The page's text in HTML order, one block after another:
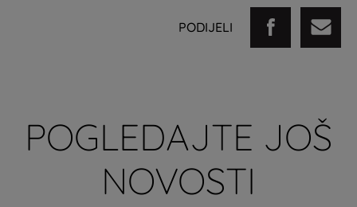
PODIJELI
POGLEDAJTE JOŠ
NOVOSTI